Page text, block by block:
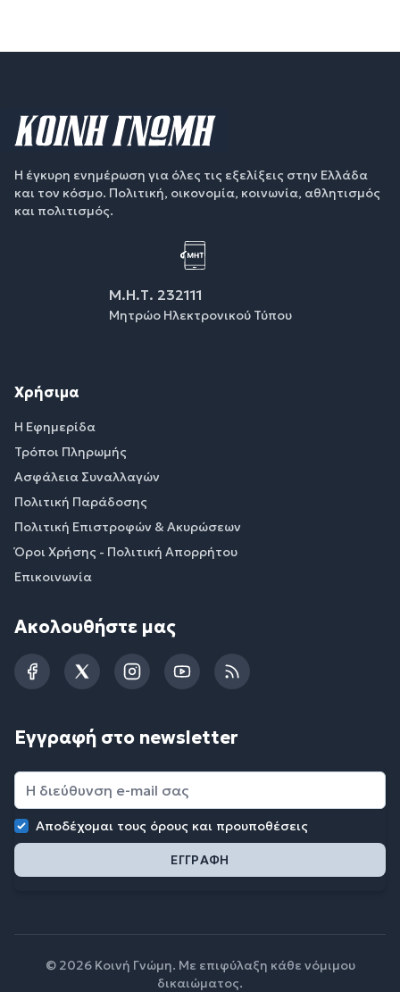
Η έγκυρη ενημέρωση για όλες τις εξελίξεις στην Ελλάδα
και τον κόσμο. Πολιτική, οικονομία, κοινωνία, αθλητισμός
και πολιτισμός.
Μ.Η.Τ. 232111
Μητρώο Ηλεκτρονικού Τύπου
Χρήσιμα
Η Εφημερίδα
Τρόποι Πληρωμής
Ασφάλεια Συναλλαγών
Πολιτική Παράδοσης
Πολιτική Επιστροφών & Ακυρώσεων
Όροι Χρήσης - Πολιτική Απορρήτου
Επικοινωνία
Ακολουθήστε μας
FacebookTwitterInstagramYouTubeRSS
Εγγραφή στο newsletter
Αποδέχομαι τους όρους και προυποθέσεις
© 2026 Κοινή Γνώμη. Με επιφύλαξη κάθε νόμιμου
δικαιώματος.